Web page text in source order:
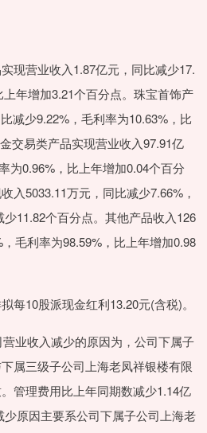
营业收入1.87亿元，同比减少17.
年增加3.21个百分点。珠宝首饰产
减少9.22%，毛利率为10.63%，比
交易类产品实现营业收入97.91亿
为0.96%，比上年增加0.04个百分
入5033.11万元，同比减少7.66%，
11.82个百分点。其他产品收入126
毛利率为98.59%，比上年增加0.98
10股派现金红利13.20元(含税)。
业收入减少的原因为，公司下属子
属三级子公司上海老凤祥银楼有限
管理费用比上年同期数减少1.14亿
原因主要系公司下属子公司上海老